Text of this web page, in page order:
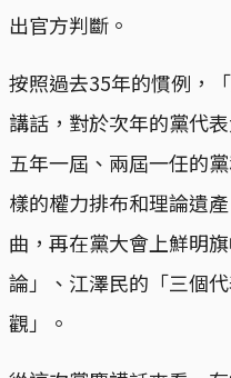
出官方判斷。
按照過去35年的慣例，
講話，對於次年的黨代
五年一屆、兩屆一任的
樣的權力排布和理論遺
曲，再在黨大會上鮮明
論」、江澤民的「三個
觀」。